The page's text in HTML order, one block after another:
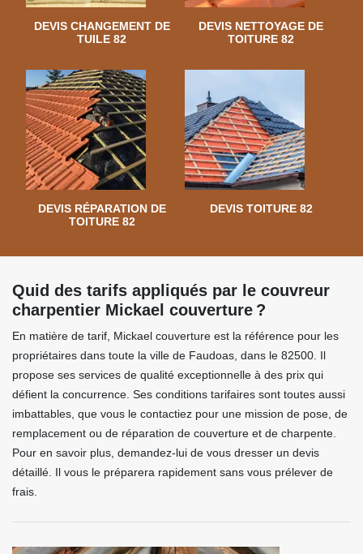
DEVIS CHANGEMENT DE
TUILE 82
DEVIS NETTOYAGE DE
TOITURE 82
DEVIS RÉPARATION DE
TOITURE 82
DEVIS TOITURE 82
Quid des tarifs appliqués par le couvreur
charpentier Mickael couverture ?
En matière de tarif, Mickael couverture est la référence pour les
propriétaires dans toute la ville de Faudoas, dans le 82500. Il
propose ses services de qualité exceptionnelle à des prix qui
défient la concurrence. Ses conditions tarifaires sont toutes aussi
imbattables, que vous le contactiez pour une mission de pose, de
remplacement ou de réparation de couverture et de charpente.
Pour en savoir plus, demandez-lui de vous dresser un devis
détaillé. Il vous le préparera rapidement sans vous prélever de
frais.